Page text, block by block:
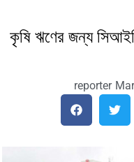
কৃষি ঋণের জন্য
reporter